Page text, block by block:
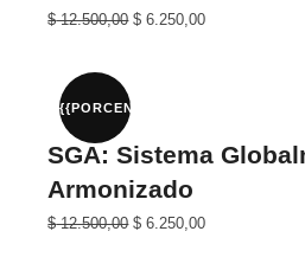
El
era:
$ 25.000,00.
$12.500,00El
$ 12.500,00.
$ 6.250,00
{{PORCENTAJE}}%
SGA: Sistema
Armonizado
El
$12.500,00El
$ 6.250,00